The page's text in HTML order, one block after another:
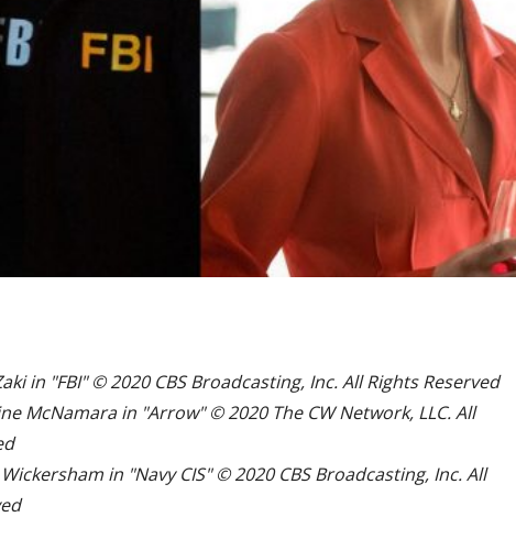
in "FBI" © 2020 CBS Broadcasting, Inc. All Rights Reserved
McNamara in "Arrow" © 2020 The CW Network, LLC. All
in "Navy CIS" © 2020 CBS Broadcasting, Inc. All